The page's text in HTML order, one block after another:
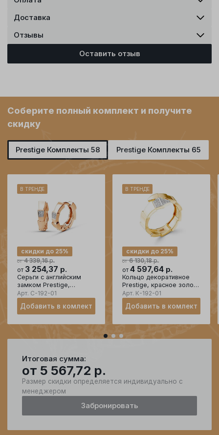
Доставка
Отзывы
Оставить отзыв
Соберите полный комплект и получите
скидку
Prestige Комплекты 58 Prestige Комплекты 65
В ТРЕНДЕ
от 4 339,16р.
скидки до 25%
от 3 254,37 р.
Серьги с английским
замком Prestige,
красное золото 585
проба, вставка
бриллиант
Арт. С-192-01
Добавить в комлект
В ТРЕНДЕ
от 6 130,18р.
скидки до 25%
от 4 597,64 р.
Кольцо декоративное
Prestige, красное золото
585 проба, вставка
бриллиант
Арт. К-192-01
Добавить в комлект
Итоговая сумма:
от 5 567,72 р.
Размер скидки определяется индивидуально с
менеджером
Забронировать